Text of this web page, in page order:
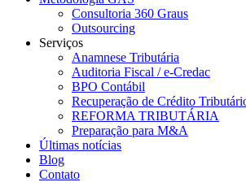
Consultoria 360 Graus
Outsourcing
Serviços
Anamnese Tributária
Auditoria Fiscal / e-Credac
BPO Contábil
Recuperação de Crédito
REFORMA TRIBUTÁRIA
Preparação para M&A
Últimas notícias
Blog
Contato